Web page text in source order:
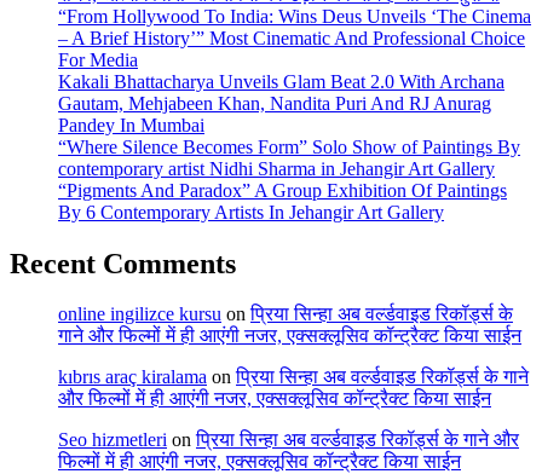
“From Hollywood To India: Wins Deus Unveils ‘The Cinema
– A Brief History’” Most Cinematic And Professional Choice
For Media
Kakali Bhattacharya Unveils Glam Beat 2.0 With Archana
Gautam, Mehjabeen Khan, Nandita Puri And RJ Anurag
Pandey In Mumbai
“Where Silence Becomes Form” Solo Show of Paintings By
contemporary artist Nidhi Sharma in Jehangir Art Gallery
“Pigments And Paradox” A Group Exhibition Of Paintings
By 6 Contemporary Artists In Jehangir Art Gallery
Recent Comments
online ingilizce kursu onप्रिया सिन्हा अब वर्ल्डवाइड रिकॉर्ड्स के
गाने और फिल्मों में ही आएंगी नजर, एक्सक्लूसिव कॉन्ट्रैक्ट किया साईन
kıbrıs araç kiralama onप्रिया सिन्हा अब वर्ल्डवाइड रिकॉर्ड्स के गाने
और फिल्मों में ही आएंगी नजर, एक्सक्लूसिव कॉन्ट्रैक्ट किया साईन
Seo hizmetleri onप्रिया सिन्हा अब वर्ल्डवाइड रिकॉर्ड्स के गाने और
फिल्मों में ही आएंगी नजर, एक्सक्लूसिव कॉन्ट्रैक्ट किया साईन